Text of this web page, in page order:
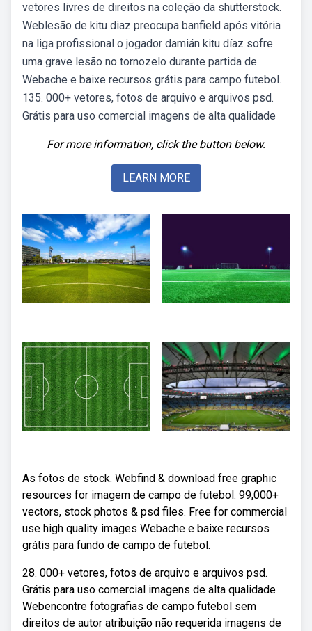
vetores livres de direitos na coleção da shutterstock.
Weblesão de kitu diaz preocupa banfield após vitória
na liga profissional o jogador damián kitu díaz sofre
uma grave lesão no tornozelo durante partida de.
Webache e baixe recursos grátis para campo futebol.
135. 000+ vetores, fotos de arquivo e arquivos psd.
Grátis para uso comercial imagens de alta qualidade
For more information, click the button below.
LEARN MORE
As fotos de stock. Webfind & download free graphic
resources for imagem de campo de futebol. 99,000+
vectors, stock photos & psd files. Free for commercial
use high quality images Webache e baixe recursos
grátis para fundo de campo de futebol.
28. 000+ vetores, fotos de arquivo e arquivos psd.
Grátis para uso comercial imagens de alta qualidade
Webencontre fotografias de campo futebol sem
direitos de autor atribuição não requerida imagens de